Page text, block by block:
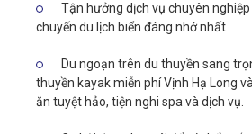
Tận hưởng dịch vụ chuyên
chuyến du lịch biển đáng nhớ nhất
Du ngoạn trên du thuyền sang
thuyền kayak miễn phí Vịnh Hạ Long
ăn tuyệt hảo, tiện nghi spa và dịch vụ.